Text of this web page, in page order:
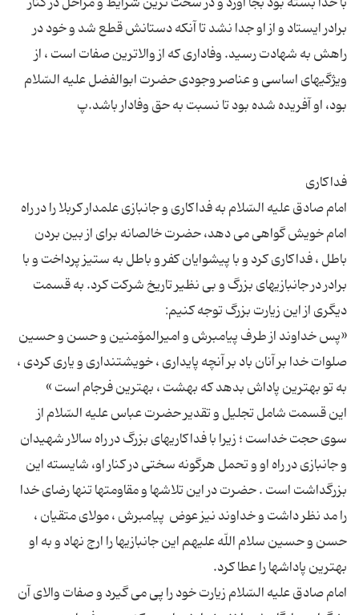
برادر ایستاد و از او جدا نشد تا آنكه دستانش قطع شد و خود در
راهش به شهادت رسید. وفادارى كه از والاترین صفات است ، از
ویژگیهاى اساسى و عناصر وجودی حضرت ابوالفضل علیه السّلام
امام صادق علیه السّلام به فداكارى و جانبازى علمدار کربلا را در راه
امام خویش گواهى مى دهد، حضرت خالصانه براى از بین بردن
باطل ، فداكارى كرد و با پیشوایان كفر و باطل به ستیز پرداخت و با
برادر در جانبازیهاى بزرگ و بى نظیر تاریخ شركت كرد. به قسمت
«پس خداوند از طرف پیامبرش و امیرالمۆمنین و حسن و حسین
صلوات خدا بر آنان باد بر آنچه پایدارى ، خویشتندارى و یارى كردى ،
این قسمت شامل تجلیل و تقدیر حضرت عباس علیه السّلام از
سوى حجت خداست ؛ زیرا با فداكاریهاى بزرگ در راه سالار شهیدان
و جانبازى در راه او و تحمل هرگونه سختى در كنار او، شایسته این
بزرگداشت است . حضرت در این تلاشها و مقاومتها تنها رضاى خدا
را مد نظر داشت و خداوند نیز عوض ‍ پیامبرش ، مولاى متقیان ،
حسن و حسین سلام اللّه علیهم این جانبازیها را ارج نهاد و به او
امام صادق علیه السّلام زیارت خود را پى مى گیرد و صفات والاى آن